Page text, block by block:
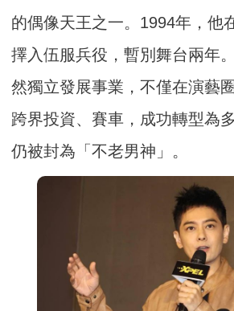
的偶像天王之一。1994年，他
擇入伍服兵役，暫別舞台兩年
然獨立發展事業，不僅在演藝
跨界投資、賽車，成功轉型為
仍被封為「不老男神」。